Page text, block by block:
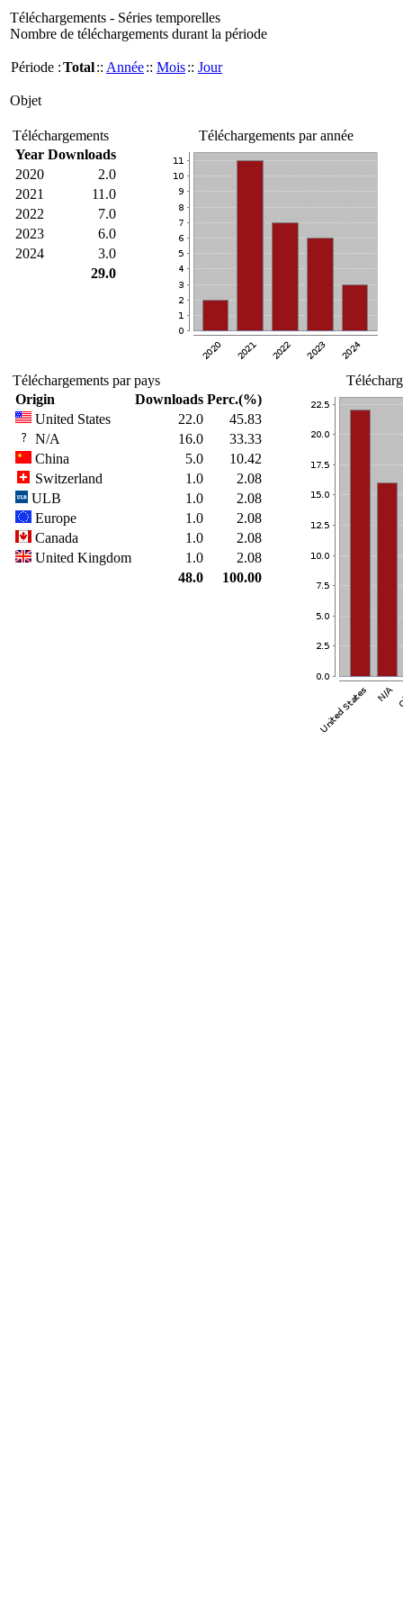
Téléchargements - Séries temporelles
Nombre de téléchargements durant la période
Période :Total:: Année:: Mois:: Jour
Objet
Téléchargements
Year Downloads
2020
2.0
2021
11.0
2022
7.0
2023
6.0
2024
3.0
29.0
Téléchargements par année
Téléchargements par pays
Origin
Downloads Perc.(%)
United States
22.0
45.83
N/A
16.0
33.33
China
5.0
10.42
Switzerland
1.0
2.08
ULB
1.0
2.08
Europe
1.0
2.08
Canada
1.0
2.08
United Kingdom
1.0
2.08
48.0
100.00